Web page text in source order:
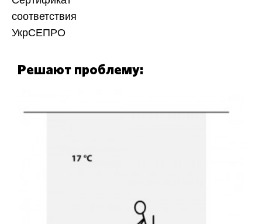
соответствия
УкрСЕПРО
Решают проблему: